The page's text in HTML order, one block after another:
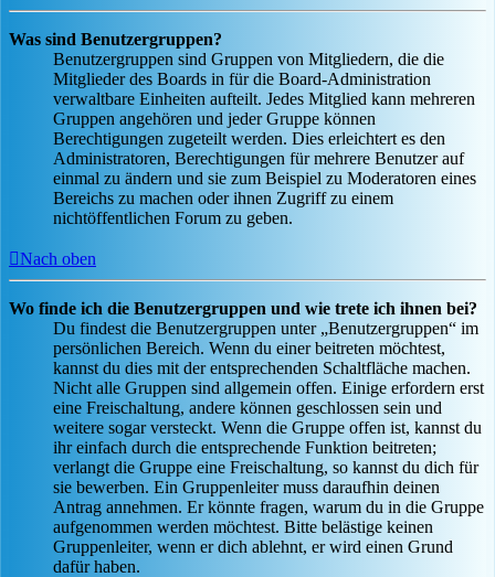
Was sind Benutzergruppen?
Benutzergruppen sind Gruppen von Mitgliedern, die die
Mitglieder des Boards in für die Board-Administration
verwaltbare Einheiten aufteilt. Jedes Mitglied kann mehreren
Gruppen angehören und jeder Gruppe können
Berechtigungen zugeteilt werden. Dies erleichtert es den
Administratoren, Berechtigungen für mehrere Benutzer auf
einmal zu ändern und sie zum Beispiel zu Moderatoren eines
Bereichs zu machen oder ihnen Zugriff zu einem
nichtöffentlichen Forum zu geben.
Nach oben
Wo finde ich die Benutzergruppen und wie trete ich ihnen bei?
Du findest die Benutzergruppen unter „Benutzergruppen“ im
persönlichen Bereich. Wenn du einer beitreten möchtest,
kannst du dies mit der entsprechenden Schaltfläche machen.
Nicht alle Gruppen sind allgemein offen. Einige erfordern erst
eine Freischaltung, andere können geschlossen sein und
weitere sogar versteckt. Wenn die Gruppe offen ist, kannst du
ihr einfach durch die entsprechende Funktion beitreten;
verlangt die Gruppe eine Freischaltung, so kannst du dich für
sie bewerben. Ein Gruppenleiter muss daraufhin deinen
Antrag annehmen. Er könnte fragen, warum du in die Gruppe
aufgenommen werden möchtest. Bitte belästige keinen
Gruppenleiter, wenn er dich ablehnt, er wird einen Grund
dafür haben.